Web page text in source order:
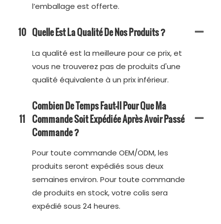
l’emballage est offerte.
10 Quelle Est La Qualité De Nos Produits ?
La qualité est la meilleure pour ce prix, et
vous ne trouverez pas de produits d'une
qualité équivalente à un prix inférieur.
11
Combien De Temps Faut-Il Pour Que Ma
Commande Soit Expédiée Après Avoir Passé
Commande ?
Pour toute commande OEM/ODM, les
produits seront expédiés sous deux
semaines environ. Pour toute commande
de produits en stock, votre colis sera
expédié sous 24 heures.